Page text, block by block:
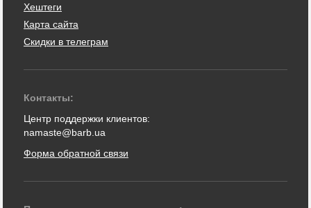
Хештеги
Карта сайта
Скидки в телеграм
Контакты:
Центр поддержки клиентов:
namaste@barb.ua
Форма обратной связи